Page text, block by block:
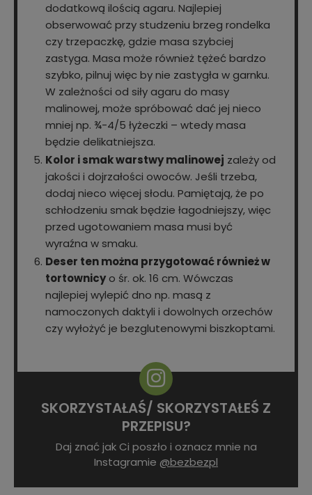
dodatkową ilością agaru. Najlepiej
obserwować przy studzeniu brzeg rondelka
czy trzepaczkę, gdzie masa szybciej
zastyga. Masa może również tężeć bardzo
szybko, pilnuj więc by nie zastygła w garnku.
W zależności od siły agaru do masy
malinowej, może spróbować dać jej nieco
mniej np. ¾-4/5 łyżeczki – wtedy masa
będzie delikatniejsza.
Kolor i smak warstwy malinowej zależy od
jakości i dojrzałości owoców. Jeśli trzeba,
dodaj nieco więcej słodu. Pamiętają, że po
schłodzeniu smak będzie łagodniejszy, więc
przed ugotowaniem masa musi być
wyraźna w smaku.
Deser ten można przygotować również w
tortownicyo śr. ok. 16 cm. Wówczas
najlepiej wylepić dno np. masą z
namoczonych daktyli i dowolnych orzechów
czy wyłożyć je bezglutenowymi biszkoptami.
SKORZYSTAŁAŚ/ SKORZYSTAŁEŚ Z
PRZEPISU?
Daj znać jak Ci poszło i oznacz mnie na
Instagramie @bezbezpl